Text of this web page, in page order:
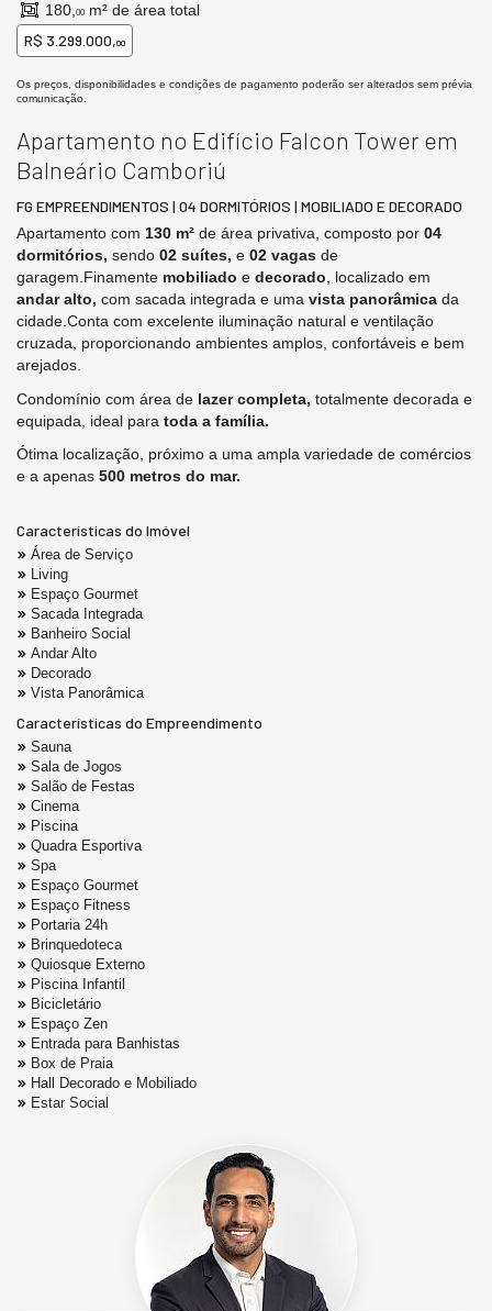
180, 00 m² de área total
R$ 3.299.000,00
Os preços, disponibilidades e condições de pagamento poderão ser alterados sem prévia
comunicação.
Apartamento no Edifício Falcon Tower em
Balneário Camboriú
FG EMPREENDIMENTOS | 04 DORMITÓRIOS | MOBILIADO E DECORADO
Apartamento com 130 m² de área privativa, composto por 04
dormitórios, sendo 02 suítes, e 02 vagas de
garagem.Finamente mobiliado e decorado, localizado em
andar alto, com sacada integrada e uma vista panorâmica da
cidade.Conta com excelente iluminação natural e ventilação
cruzada, proporcionando ambientes amplos, confortáveis e bem
arejados.
Condomínio com área de lazer completa, totalmente decorada e
equipada, ideal para toda a família.
Ótima localização, próximo a uma ampla variedade de comércios
e a apenas 500 metros do mar.
Características do Imóvel
Área de Serviço
Living
Espaço Gourmet
Sacada Integrada
Banheiro Social
Andar Alto
Decorado
Vista Panorâmica
Características do Empreendimento
Sauna
Sala de Jogos
Salão de Festas
Cinema
Piscina
Quadra Esportiva
Spa
Espaço Gourmet
Espaço Fitness
Portaria 24h
Brinquedoteca
Quiosque Externo
Piscina Infantil
Bicicletário
Espaço Zen
Entrada para Banhistas
Box de Praia
Hall Decorado e Mobiliado
Estar Social